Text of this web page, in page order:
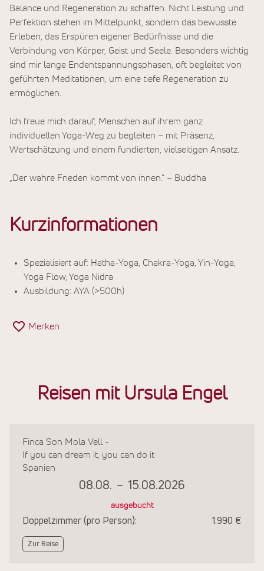
Balance und Regeneration zu schaffen. Nicht Leistung und
Perfektion stehen im Mittelpunkt, sondern das bewusste
Erleben, das Erspüren eigener Bedürfnisse und die
Verbindung von Körper, Geist und Seele. Besonders wichtig
sind mir lange Endentspannungsphasen, oft begleitet von
geführten Meditationen, um eine tiefe Regeneration zu
ermöglichen.
Ich freue mich darauf, Menschen auf ihrem ganz
individuellen Yoga-Weg zu begleiten – mit Präsenz,
Wertschätzung und einem fundierten, vielseitigen Ansatz.
„Der wahre Frieden kommt von innen.“ – Buddha
Kurzinformationen
Spezialisiert auf: Hatha-Yoga, Chakra-Yoga, Yin-Yoga,
Yoga Flow, Yoga Nidra
Ausbildung: AYA (>500h)
Merken
Reisen mit Ursula Engel
Finca Son Mola Vell -
If you can dream it, you can do it
Spanien
08.08. – 15.08.2026
ausgebucht
Doppelzimmer (pro Person): 1.990 €
Zur Reise